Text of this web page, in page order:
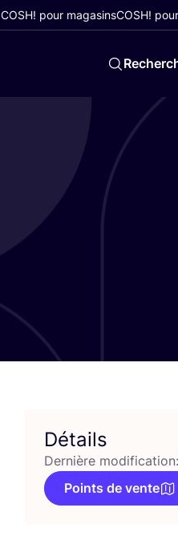
COSH! pour magasinsCOSH!
Détails
Dernière
Points de vente